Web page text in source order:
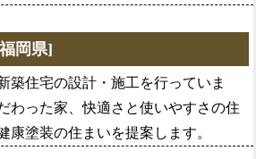
岡県]
築住宅の設計・施工を行っていま
わった家、快適さと使いやすさの住
康塗装の住まいを提案します。